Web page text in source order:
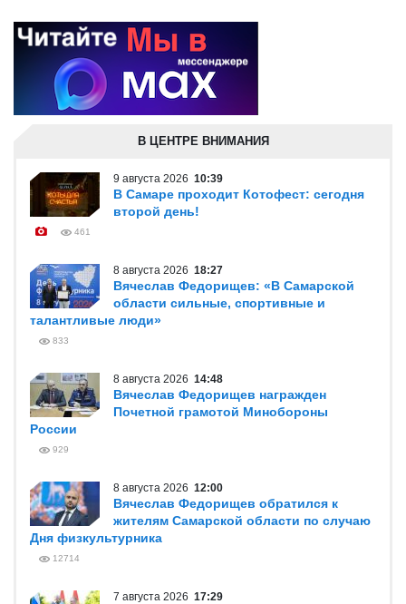
В ЦЕНТРЕ ВНИМАНИЯ
9 августа 2026 10:39
В Самаре проходит Котофест: сегодня
второй день!
461
8 августа 2026 18:27
Вячеслав Федорищев: «В Самарской
области сильные, спортивные и
талантливые люди»
833
8 августа 2026 14:48
Вячеслав Федорищев награжден
Почетной грамотой Минобороны
России
929
8 августа 2026 12:00
Вячеслав Федорищев обратился к
жителям Самарской области по случаю
Дня физкультурника
12714
7 августа 2026 17:29